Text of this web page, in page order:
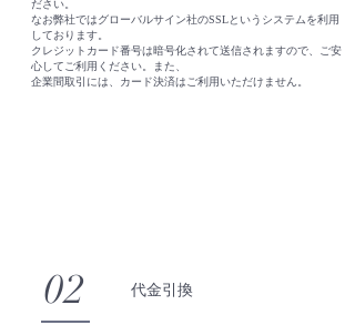
ださい。
なお弊社ではグローバルサイン社のSSLというシステムを利用
しております。
クレジットカード番号は暗号化されて送信されますので、ご安
心してご利用ください。また、
企業間取引には、カード決済はご利用いただけません。
02 代金引換